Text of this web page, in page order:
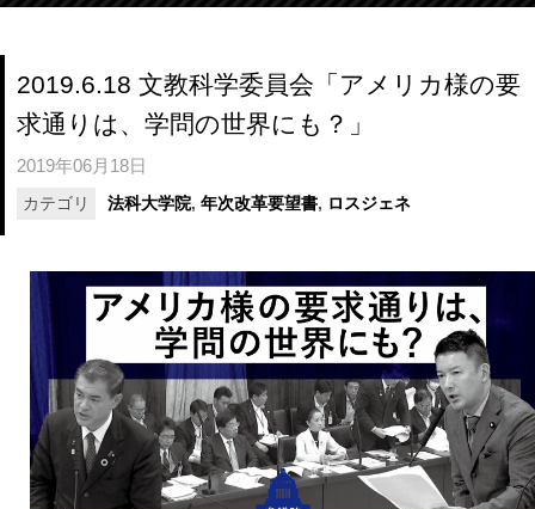
2019.6.18 文教科学委員会「アメリカ様の要
求通りは、学問の世界にも？」
2019年06月18日
カテゴリ 法科大学院, 年次改革要望書, ロスジェネ